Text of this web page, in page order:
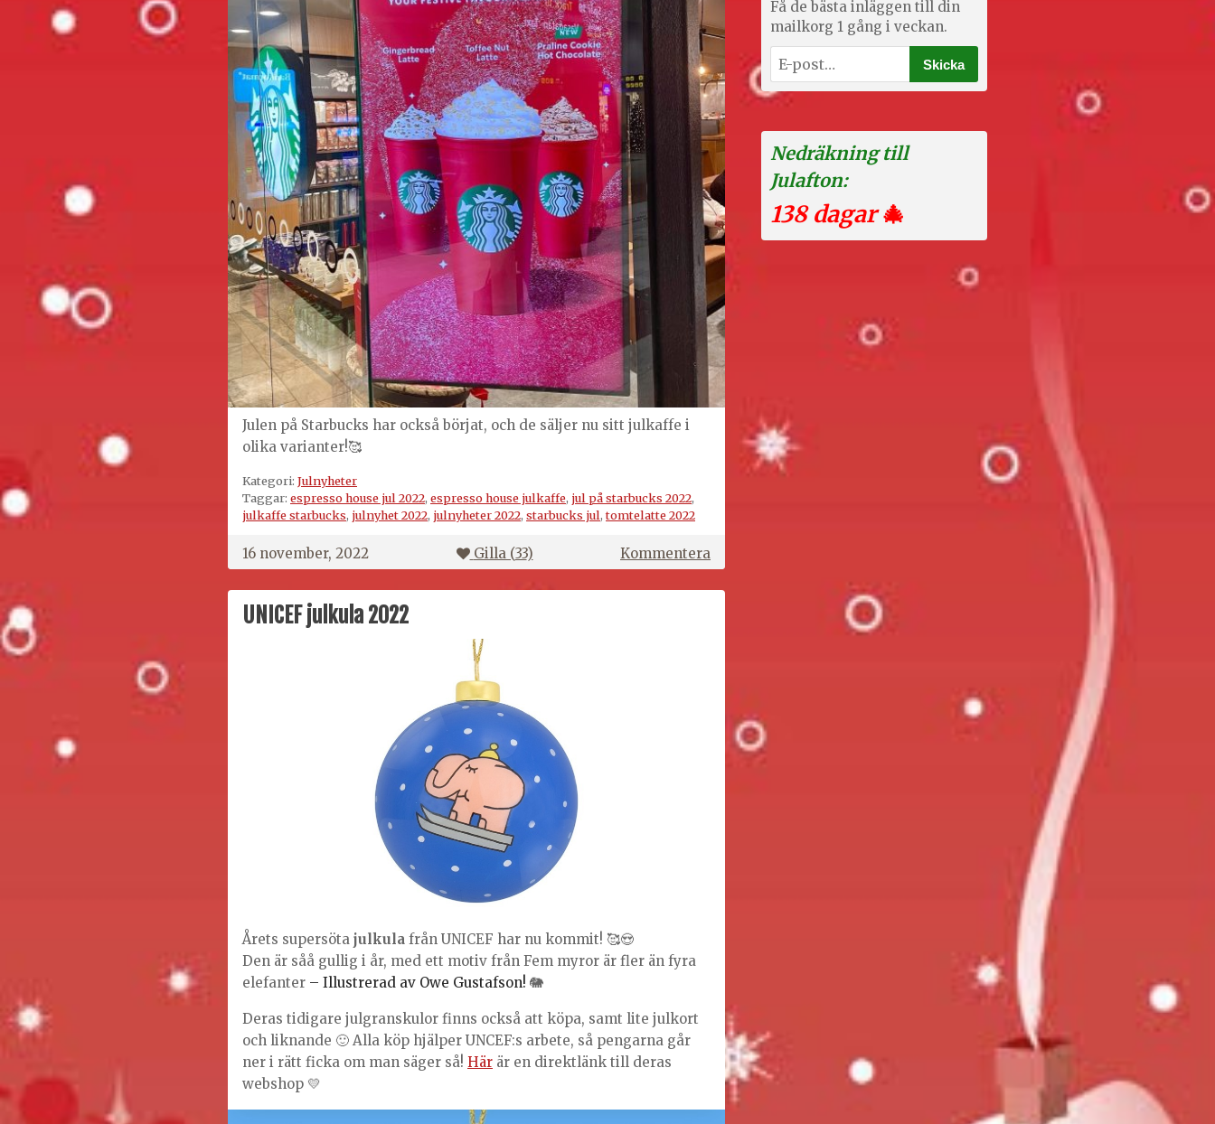
Julen på Starbucks har också börjat, och de säljer nu sitt julkaffe i
olika varianter!🥰
Kategori: Julnyheter
Taggar: espresso house jul 2022, espresso house julkaffe, jul på starbucks 2022,
julkaffe starbucks, julnyhet 2022, julnyheter 2022, starbucks jul,tomtelatte 2022
16 november, 2022 Gilla (33) Kommentera
Tomtelatte
på
UNICEF julkula 2022
Årets supersöta julkula från UNICEF har nu kommit! 🥰😍
Den är såå gullig i år, med ett motiv från Fem myror är fler än fyra
elefanter – Illustrerad av Owe Gustafson! 🐘
Deras tidigare julgranskulor finns också att köpa, samt lite julkort
och liknande 🙂 Alla köp hjälper UNCEF:s arbete, så pengarna går
ner i rätt ficka om man säger så! Här är en direktlänk till deras
webshop 💛
Få de bästa inläggen till din
mailkorg 1 gång i veckan.
Nedräkning till
Julafton:
138 dagar🎄